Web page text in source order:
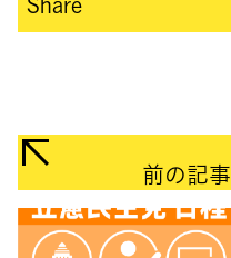
前の記事